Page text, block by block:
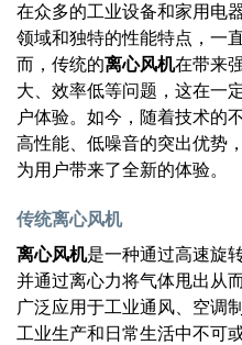
在众多的工业设备和家用电
领域和独特的性能特点，一
而，传统的离心风机在带来
大、效率低等问题，这在一
户体验。如今，随着技术的
高性能、低噪音的突出优势
为用户带来了全新的体验。
传统离心风机
离心风机是一种通过高速旋
并通过离心力将气体甩出从
广泛应用于工业通风、空调
工业生产和日常生活中不可